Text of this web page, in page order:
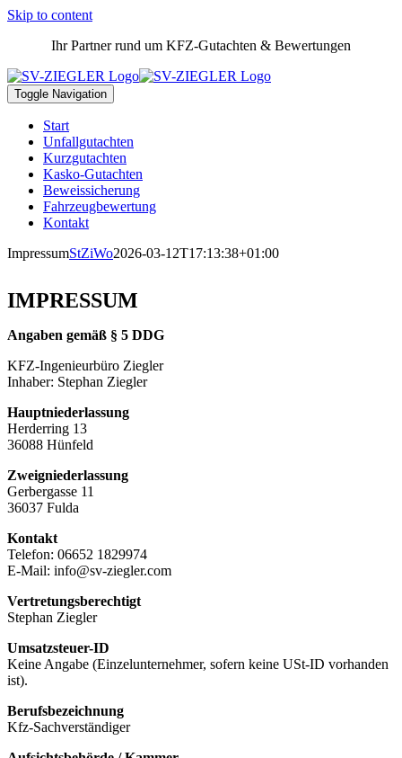
Skip to content
Ihr Partner rund um KFZ-Gutachten & Bewertungen
Toggle Navigation
Start
Unfallgutachten
Kurzgutachten
Kasko-Gutachten
Beweissicherung
Fahrzeugbewertung
Kontakt
ImpressumStZiWo2026-03-12T17:13:38+01:00
IMPRESSUM
Angaben gemäß § 5 DDG
KFZ-Ingenieurbüro Ziegler
Inhaber: Stephan Ziegler
Hauptniederlassung
Herderring 13
36088 Hünfeld
Zweigniederlassung
Gerbergasse 11
36037 Fulda
Kontakt
Telefon: 06652 1829974
E-Mail: info@sv-ziegler.com
Vertretungsberechtigt
Stephan Ziegler
Umsatzsteuer-ID
Keine Angabe (Einzelunternehmer, sofern keine USt-ID vorhanden
ist).
Berufsbezeichnung
Kfz-Sachverständiger